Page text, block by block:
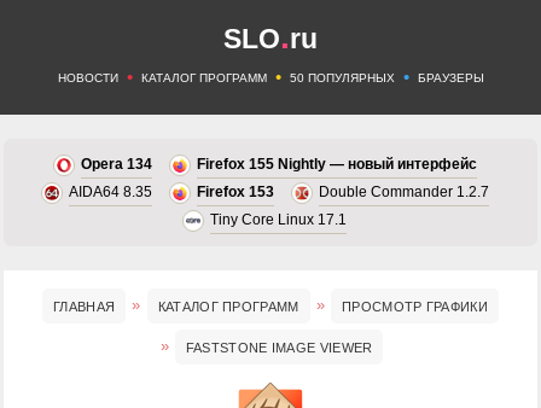
SLO.ru
НОВОСТИ • КАТАЛОГ ПРОГРАММ • 50 ПОПУЛЯРНЫХ • БРАУЗЕРЫ
Opera 134
Firefox 155 Nightly — новый интерфейс
AIDA64 8.35
Firefox 153
Double Commander 1.2.7
Tiny Core Linux 17.1
ГЛАВНАЯ КАТАЛОГ ПРОГРАММ ПРОСМОТР ГРАФИКИ
FASTSTONE IMAGE VIEWER